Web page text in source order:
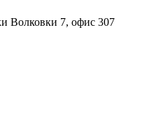
Волковки 7, офис 307